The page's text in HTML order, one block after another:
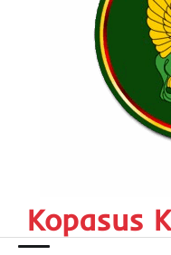
Kopasus